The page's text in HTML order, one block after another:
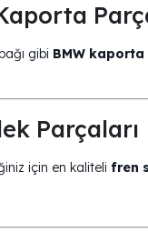
gibi BMW kaporta
Parçaları
için en kaliteli fren